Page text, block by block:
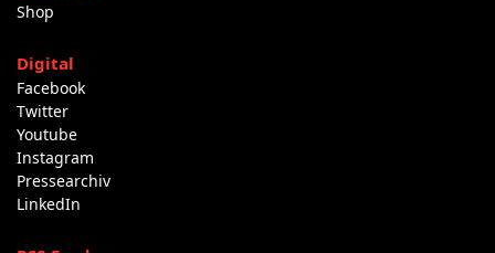
Shop
Digital
Facebook
Twitter
Youtube
Instagram
Pressearchiv
LinkedIn